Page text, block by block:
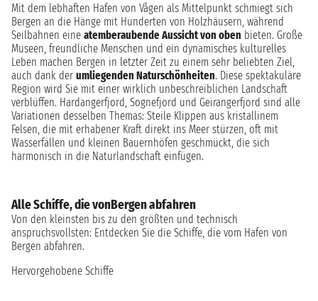
Mit dem lebhaften Hafen von Vågen als Mittelpunkt schmiegt sich
Bergen an die Hänge mit Hunderten von Holzhäusern, während
Seilbahnen eine atemberaubende Aussicht von oben bieten. Große
Museen, freundliche Menschen und ein dynamisches kulturelles
Leben machen Bergen in letzter Zeit zu einem sehr beliebten Ziel,
auch dank der umliegenden Naturschönheiten. Diese spektakuläre
Region wird Sie mit einer wirklich unbeschreiblichen Landschaft
verblüffen. Hardangerfjord, Sognefjord und Geirangerfjord sind alle
Variationen desselben Themas: Steile Klippen aus kristallinem
Felsen, die mit erhabener Kraft direkt ins Meer stürzen, oft mit
Wasserfällen und kleinen Bauernhöfen geschmückt, die sich
harmonisch in die Naturlandschaft einfügen.
Alle Schiffe, die vonBergen abfahren
Von den kleinsten bis zu den größten und technisch
anspruchsvollsten: Entdecken Sie die Schiffe, die vom Hafen von
Bergen abfahren.
Hervorgehobene Schiffe